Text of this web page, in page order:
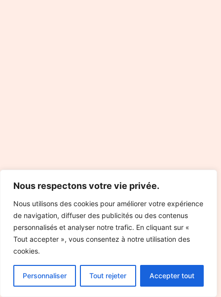
Nous respectons votre vie privée.
Nous utilisons des cookies pour améliorer votre expérience
de navigation, diffuser des publicités ou des contenus
personnalisés et analyser notre trafic. En cliquant sur «
Tout accepter », vous consentez à notre utilisation des
cookies.
Personnaliser Tout rejeter Accepter tout